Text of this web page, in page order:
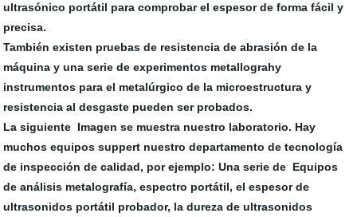
ultrasónico portátil para comprobar el espesor de forma fácil y
precisa.
También existen pruebas de resistencia de abrasión de la
máquina y una serie de experimentos metallograhy
instrumentos para el metalúrgico de la microestructura y
resistencia al desgaste pueden ser probados.
La siguiente Imagen se muestra nuestro laboratorio. Hay
muchos equipos suppert nuestro departamento de tecnología
de inspección de calidad, por ejemplo: Una serie de Equipos
de análisis metalografía, espectro portátil, el espesor de
ultrasonidos portátil probador, la dureza de ultrasonidos